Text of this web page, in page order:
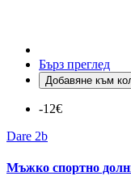
Бърз преглед
Добавяне към
-12€
Dare 2b
Мъжко спортно